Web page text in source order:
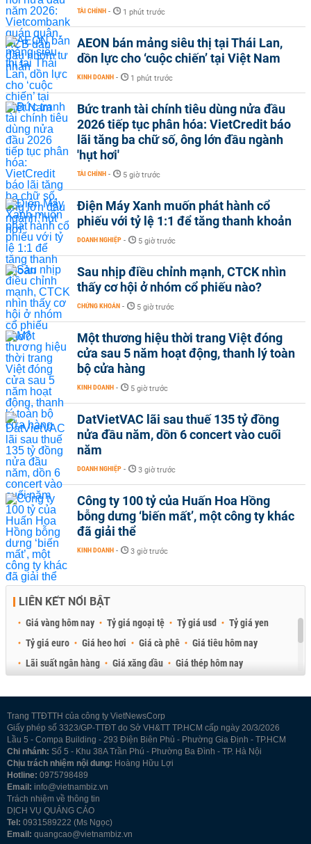
TÀI CHÍNH - 1 phút trước
AEON bán mảng siêu thị tại Thái Lan,
dồn lực cho ‘cuộc chiến’ tại Việt Nam
KINH DOANH - 1 phút trước
Bức tranh tài chính tiêu dùng nửa đầu
2026 tiếp tục phân hóa: VietCredit báo
lãi tăng ba chữ số, ông lớn đầu ngành
'hụt hơi'
TÀI CHÍNH - 5 giờ trước
Điện Máy Xanh muốn phát hành cổ
phiếu với tỷ lệ 1:1 để tăng thanh khoản
DOANH NGHIỆP - 5 giờ trước
Sau nhịp điều chỉnh mạnh, CTCK nhìn
thấy cơ hội ở nhóm cổ phiếu nào?
CHỨNG KHOÁN - 5 giờ trước
Một thương hiệu thời trang Việt đóng
cửa sau 5 năm hoạt động, thanh lý toàn
bộ cửa hàng
KINH DOANH - 5 giờ trước
DatVietVAC lãi sau thuế 135 tỷ đồng
nửa đầu năm, dồn 6 concert vào cuối
năm
DOANH NGHIỆP - 3 giờ trước
Công ty 100 tỷ của Huấn Hoa Hồng
bỗng dưng ‘biến mất’, một công ty khác
đã giải thể
KINH DOANH - 3 giờ trước
LIÊN KẾT NỔI BẬT
Giá vàng hôm nay Tỷ giá ngoại tệ Tỷ giá usd
Tỷ giá yen
Tỷ giá euro
Giá heo hơi Giá cà phê
Giá tiêu hôm nay
Lãi suất ngân hàng
Giá xăng dầu
Giá thép hôm nay
Trang TTĐTTH của công ty VietNewsCorp
Giấy phép số 3323/GP-TTĐT do Sở VH&TT TP.HCM cấp ngày 20/3/2026
Lầu 5 - Compa Building - 293 Điện Biên Phủ - Phường Gia Định - TP.HCM
Chi nhánh: Số 5 - Khu 38A Trần Phú - Phường Ba Đình - TP. Hà Nội
Chịu trách nhiệm nội dung: Hoàng Hữu Lợi
Hotline: 0975798489
Email: info@vietnambiz.vn
Trách nhiệm về thông tin
DỊCH VỤ QUẢNG CÁO
Tel: 0931589222 (Ms Ngọc)
Email: quangcao@vietnambiz.vn